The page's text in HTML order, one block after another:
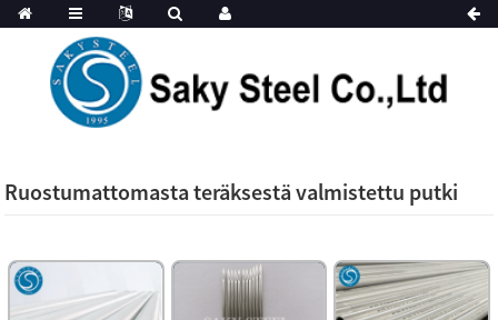
Ruostumattomasta teräksestä valmistettu putki